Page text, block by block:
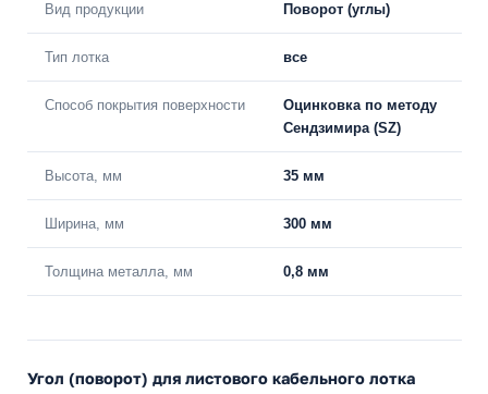
Вид продукции Поворот (углы)
Тип лотка все
Способ покрытия поверхности
Оцинковка по методу
Сендзимира (SZ)
Высота, мм 35 мм
Ширина, мм 300 мм
Толщина металла, мм 0,8 мм
Угол (поворот) для листового кабельного лотка